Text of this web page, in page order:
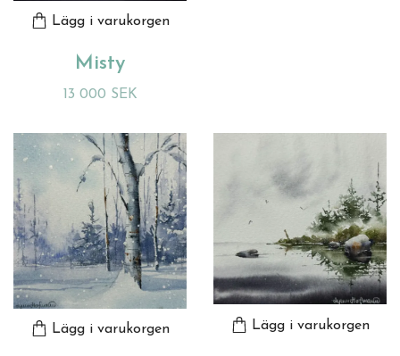
Lägg i varukorgen
Misty
13 000 SEK
Lägg i varukorgen Lägg i varukorgen